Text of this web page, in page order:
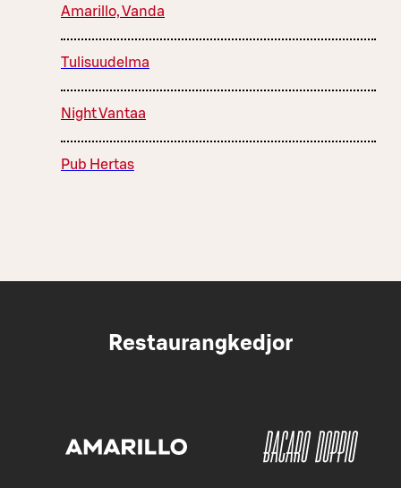
Amarillo, Vanda
Tulisuudelma
Night Vantaa
Pub Hertas
Restaurangkedjor